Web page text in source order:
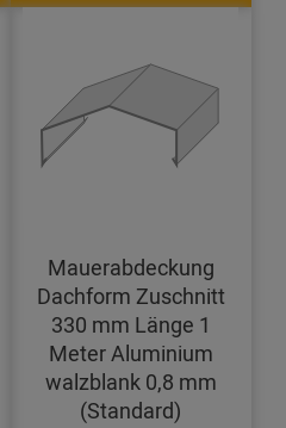
Mauerabdeckung
Dachform Zuschnitt
330 mm Länge 1
Meter Aluminium
walzblank 0,8 mm
(Standard)